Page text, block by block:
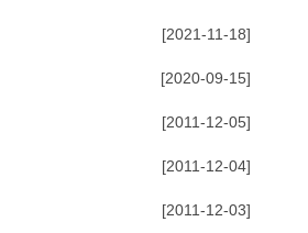
[2021-11-18]
[2020-09-15]
[2011-12-05]
[2011-12-04]
[2011-12-03]